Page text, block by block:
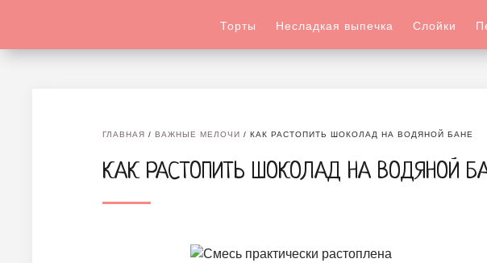
Торты Несладкая выпечка Слойки
ГЛАВНАЯ / ВАЖНЫЕ МЕЛОЧИ / КАК РАСТОПИТЬ ШОКОЛАД НА ВОДЯНОЙ БАНЕ
КАК РАСТОПИТЬ ШОКОЛАД НА ВОДЯНОЙ